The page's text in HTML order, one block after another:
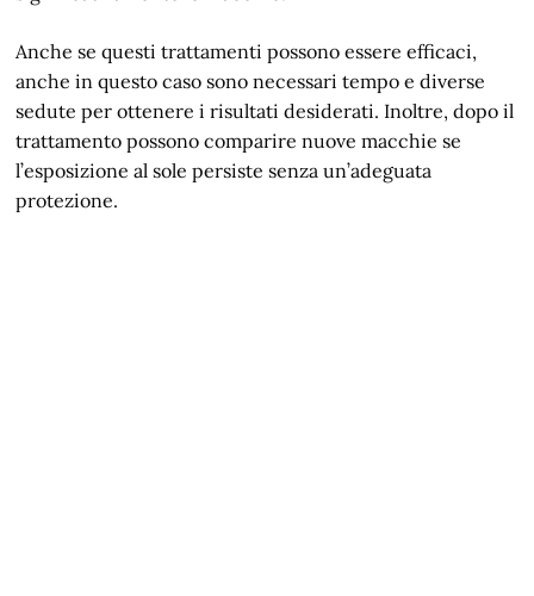
Anche se questi trattamenti possono essere efficaci,
anche in questo caso sono necessari tempo e diverse
sedute per ottenere i risultati desiderati. Inoltre, dopo il
trattamento possono comparire nuove macchie se
l’esposizione al sole persiste senza un’adeguata
protezione.